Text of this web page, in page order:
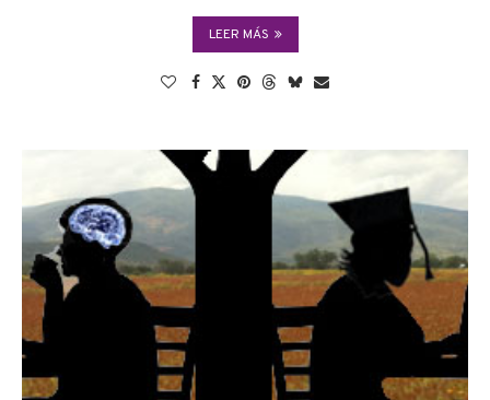
LEER MÁS